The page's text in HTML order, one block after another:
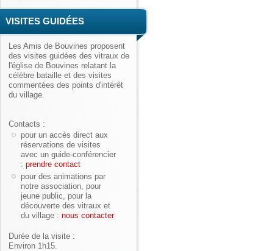
VISITES GUIDÉES
Les Amis de Bouvines proposent
des visites guidées des vitraux de
l'église de Bouvines relatant la
célèbre bataille et des visites
commentées des points d'intérêt
du village.
Contacts :
pour un accès direct aux
réservations de visites
avec un guide-conférencier
: prendre contact
pour des animations par
notre association, pour
jeune public, pour la
découverte des vitraux et
du village : nous contacter
Durée de la visite :
Environ 1h15.